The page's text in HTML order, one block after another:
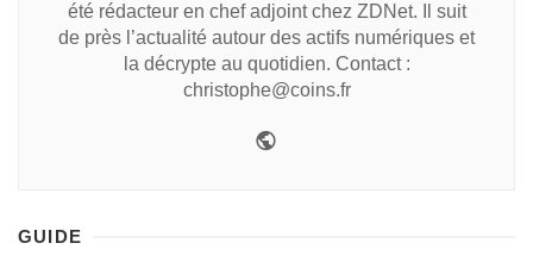
été rédacteur en chef adjoint chez ZDNet. Il suit
de près l’actualité autour des actifs numériques et
la décrypte au quotidien. Contact :
christophe@coins.fr
GUIDE